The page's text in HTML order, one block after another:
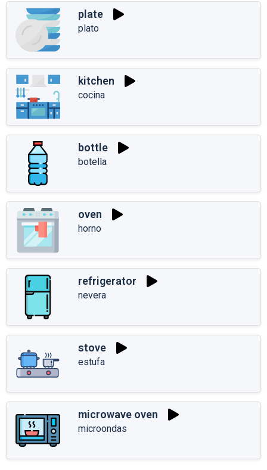
plate
plato
kitchen
cocina
bottle
botella
oven
horno
refrigerator
nevera
stove
estufa
microwave oven
microondas